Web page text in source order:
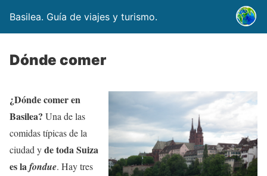
Basilea. Guía de viajes y turismo.
Dónde comer
¿Dónde comer en
Basilea? Una de las
comidas típicas de la
ciudad yde toda Suiza
es lafondue. Hay tres